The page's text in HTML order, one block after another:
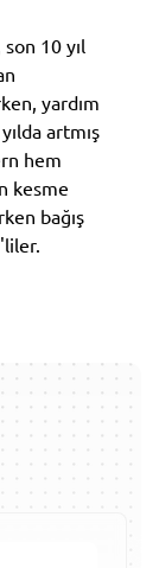
10 yıl
yardım
artmış
hem
kesme
bağış